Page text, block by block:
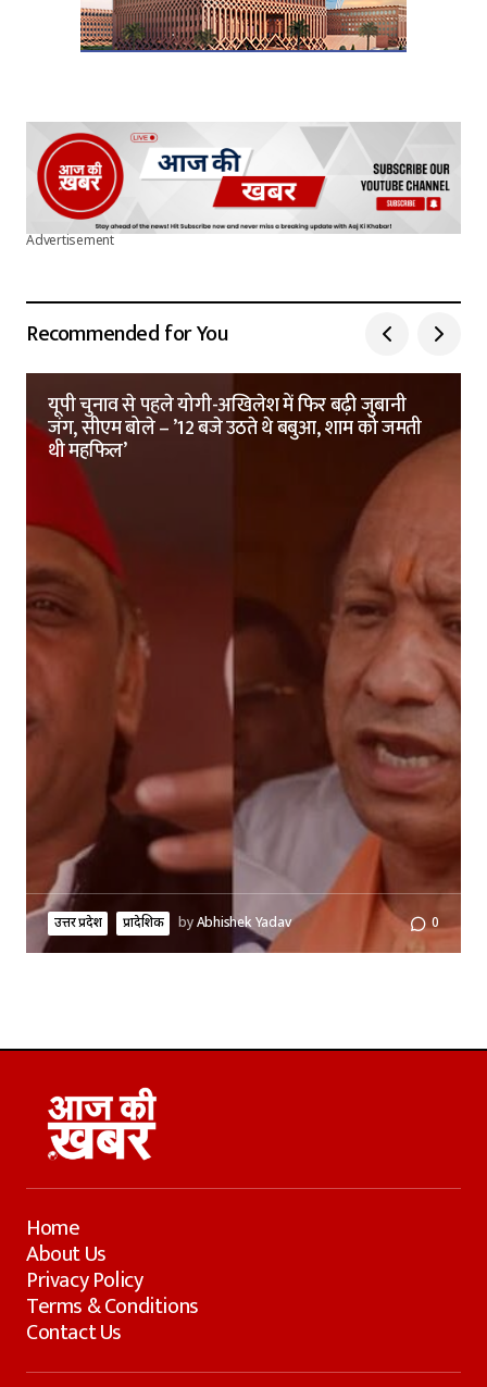
Advertisement
Recommended for You
यूपी चुनाव से पहले योगी-अखिलेश में फिर बढ़ी जुबानी
जंग, सीएम बोले – ’12 बजे उठते थे बबुआ, शाम को जमती
थी महफिल’
उत्तर प्रदेश प्रादेशिक byAbhishek Yadav 0
Home
About Us
Privacy Policy
Terms & Conditions
Contact Us